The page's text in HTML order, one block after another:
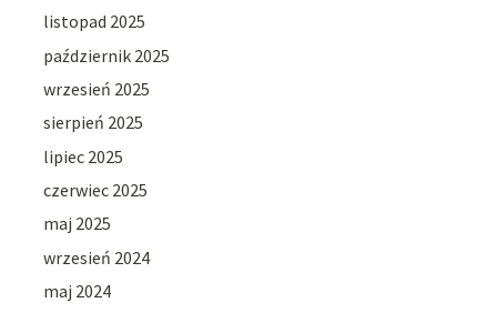
listopad 2025
październik 2025
wrzesień 2025
sierpień 2025
lipiec 2025
czerwiec 2025
maj 2025
wrzesień 2024
maj 2024